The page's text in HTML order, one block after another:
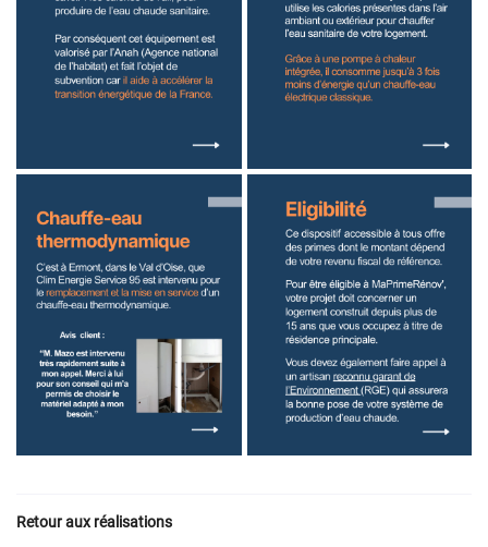
ACCUEIL
CHALEUR AIR/EAU
Inscription
Retour aux réalisations